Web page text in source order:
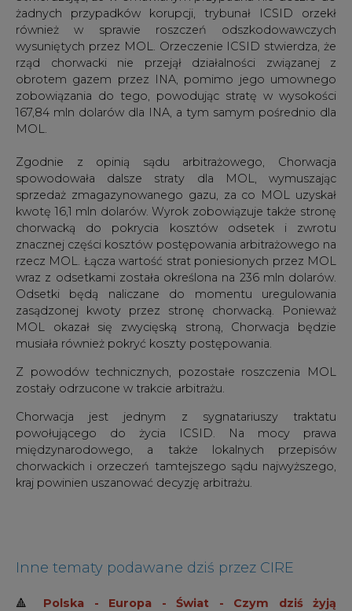
żadnych przypadków korupcji, trybunał ICSID orzekł
również w sprawie roszczeń odszkodowawczych
wysuniętych przez MOL. Orzeczenie ICSID stwierdza, że
rząd chorwacki nie przejął działalności związanej z
obrotem gazem przez INA, pomimo jego umownego
zobowiązania do tego, powodując stratę w wysokości
167,84 mln dolarów dla INA, a tym samym pośrednio dla
MOL.
Zgodnie z opinią sądu arbitrażowego, Chorwacja
spowodowała dalsze straty dla MOL, wymuszając
sprzedaż zmagazynowanego gazu, za co MOL uzyskał
kwotę 16,1 mln dolarów. Wyrok zobowiązuje także stronę
chorwacką do pokrycia kosztów odsetek i zwrotu
znacznej części kosztów postępowania arbitrażowego na
rzecz MOL. Łącza wartość strat poniesionych przez MOL
wraz z odsetkami została określona na 236 mln dolarów.
Odsetki będą naliczane do momentu uregulowania
zasądzonej kwoty przez stronę chorwacką. Ponieważ
MOL okazał się zwycięską stroną, Chorwacja będzie
musiała również pokryć koszty postępowania.
Z powodów technicznych, pozostałe roszczenia MOL
zostały odrzucone w trakcie arbitrażu.
Chorwacja jest jednym z sygnatariuszy traktatu
powołującego do życia ICSID. Na mocy prawa
międzynarodowego, a także lokalnych przepisów
chorwackich i orzeczeń tamtejszego sądu najwyższego,
kraj powinien uszanować decyzję arbitrażu.
Inne tematy podawane dziś przez CIRE
🔺 Polska - Europa - Świat - Czym dziś żyją